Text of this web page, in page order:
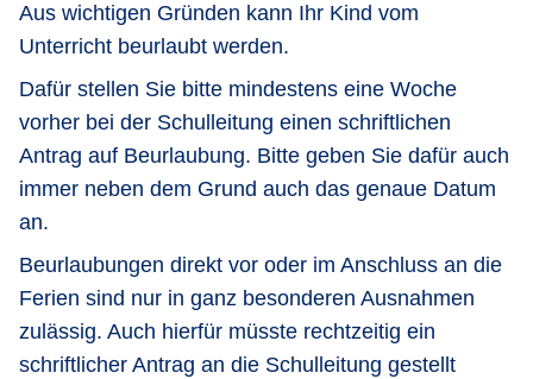
Aus wichtigen Gründen kann Ihr Kind vom
Unterricht beurlaubt werden.
Dafür stellen Sie bitte mindestens eine Woche
vorher bei der Schulleitung einen schriftlichen
Antrag auf Beurlaubung. Bitte geben Sie dafür auch
immer neben dem Grund auch das genaue Datum
an.
Beurlaubungen direkt vor oder im Anschluss an die
Ferien sind nur in ganz besonderen Ausnahmen
zulässig. Auch hierfür müsste rechtzeitig ein
schriftlicher Antrag an die Schulleitung gestellt